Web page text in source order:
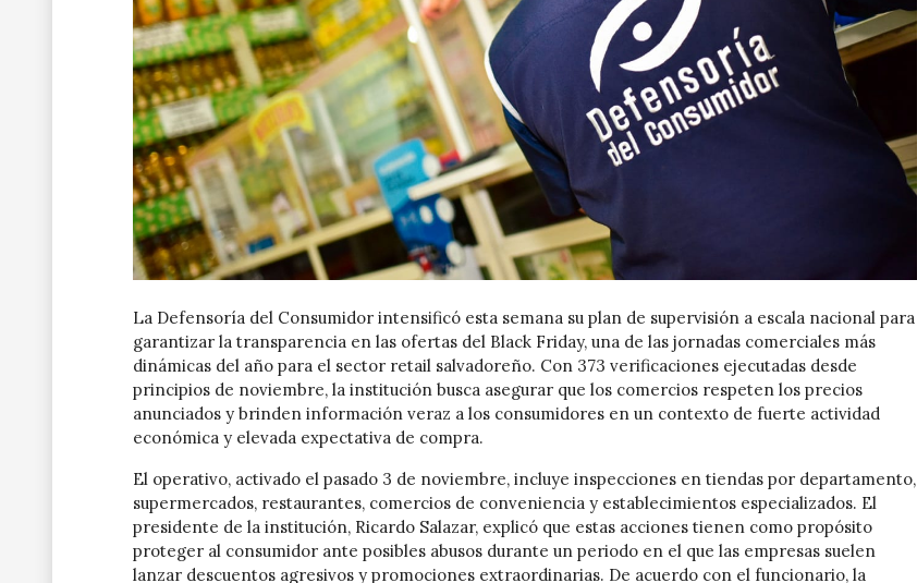
La Defensoría del Consumidor intensificó esta semana su plan de supervisión a escala nacional para
garantizar la transparencia en las ofertas del Black Friday, una de las jornadas comerciales más
dinámicas del año para el sector retail salvadoreño. Con 373 verificaciones ejecutadas desde
principios de noviembre, la institución busca asegurar que los comercios respeten los precios
anunciados y brinden información veraz a los consumidores en un contexto de fuerte actividad
económica y elevada expectativa de compra.
El operativo, activado el pasado 3 de noviembre, incluye inspecciones en tiendas por departamento,
supermercados, restaurantes, comercios de conveniencia y establecimientos especializados. El
presidente de la institución, Ricardo Salazar, explicó que estas acciones tienen como propósito
proteger al consumidor ante posibles abusos durante un periodo en el que las empresas suelen
lanzar descuentos agresivos y promociones extraordinarias. De acuerdo con el funcionario, la